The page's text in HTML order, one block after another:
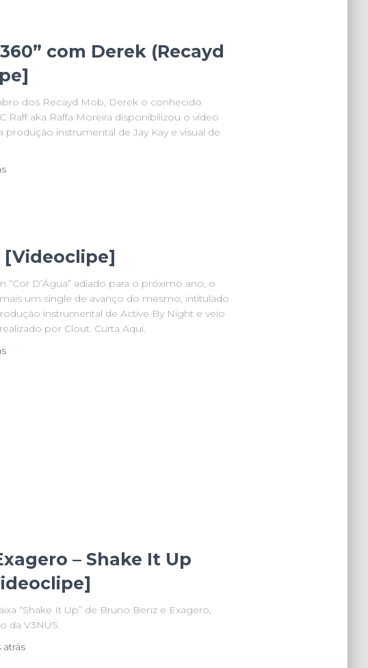
com Derek (Recayd
dos Recayd Mob, Derek o conhecido
Raff aka Raffa Moreira disponibilizou o vídeo
produção instrumental de Jay Kay e visual de
[Videoclipe]
D’Água” adiado para o próximo ano, o
um single de avanço do mesmo, intitulado
instrumental de Active By Night e veio
por Clout. Curta Aqui.
– Shake It Up
“Shake It Up” de Bruno Benz e Exagero,
da V3NUS.
atrás